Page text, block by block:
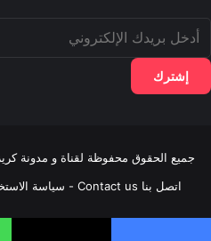
أدخل
بريدك
الإلكتروني
جميع الحقوق محفوظة لقناة و مدونة كريزي
اتصل بنا Contact us
- سياسة